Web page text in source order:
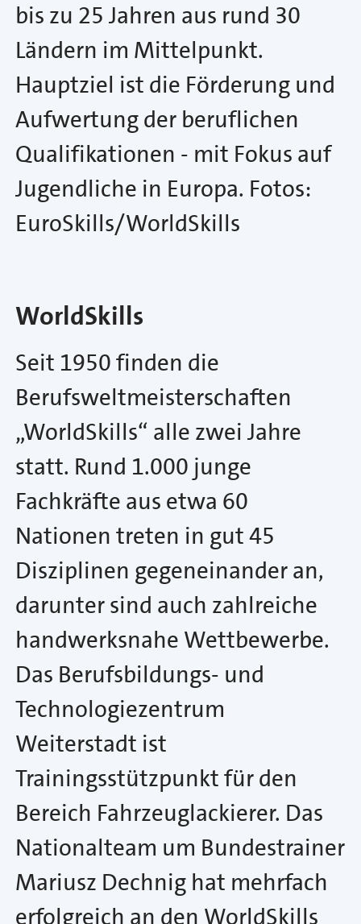
bis zu 25 Jahren aus rund 30
Ländern im Mittelpunkt.
Hauptziel ist die Förderung und
Aufwertung der beruflichen
Qualifikationen - mit Fokus auf
Jugendliche in Europa. Fotos:
EuroSkills/WorldSkills
WorldSkills
Seit 1950 finden die
Berufsweltmeisterschaften
„WorldSkills“ alle zwei Jahre
statt. Rund 1.000 junge
Fachkräfte aus etwa 60
Nationen treten in gut 45
Disziplinen gegeneinander an,
darunter sind auch zahlreiche
handwerksnahe Wettbewerbe.
Das Berufsbildungs- und
Technologiezentrum
Weiterstadt ist
Trainingsstützpunkt für den
Bereich Fahrzeuglackierer. Das
Nationalteam um Bundestrainer
Mariusz Dechnig hat mehrfach
erfolgreich an den WorldSkills